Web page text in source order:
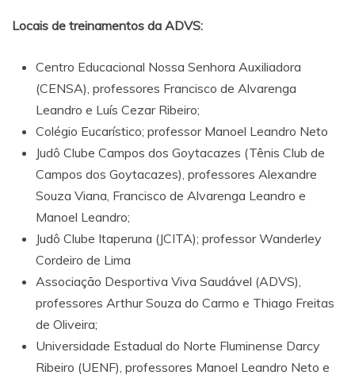
Locais de treinamentos da ADVS:
Centro Educacional Nossa Senhora Auxiliadora
(CENSA), professores Francisco de Alvarenga
Leandro e Luís Cezar Ribeiro;
Colégio Eucarístico; professor Manoel Leandro Neto
Judô Clube Campos dos Goytacazes (Tênis Club de
Campos dos Goytacazes), professores Alexandre
Souza Viana, Francisco de Alvarenga Leandro e
Manoel Leandro;
Judô Clube Itaperuna (JCITA); professor Wanderley
Cordeiro de Lima
Associação Desportiva Viva Saudável (ADVS),
professores Arthur Souza do Carmo e Thiago Freitas
de Oliveira;
Universidade Estadual do Norte Fluminense Darcy
Ribeiro (UENF), professores Manoel Leandro Neto e